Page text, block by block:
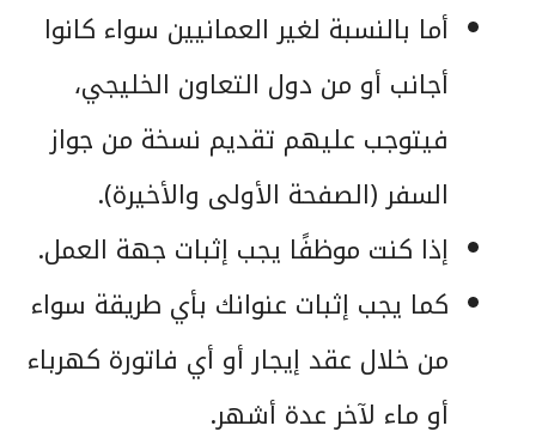
أما بالنسبة لغير العمانيين سواء كانوا
أجانب أو من دول التعاون الخليجي،
فيتوجب عليهم تقديم نسخة من جواز
السفر (الصفحة الأولى والأخيرة).
إذا كنت موظفًا يجب إثبات جهة العمل.
كما يجب إثبات عنوانك بأي طريقة سواء
من خلال عقد إيجار أو أي فاتورة كهرباء
أو ماء لآخر عدة أشهر.